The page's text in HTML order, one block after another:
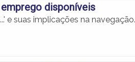
disponíveis
e suas implicações na navegação.